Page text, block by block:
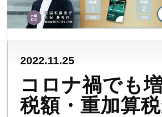
2022.11.25
コロナ禍でも
税額・重加算